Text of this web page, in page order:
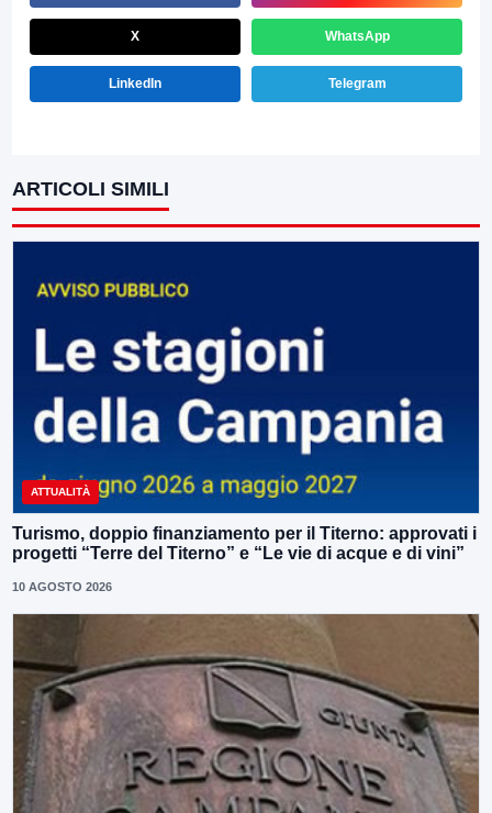
X WhatsApp
LinkedIn Telegram
ARTICOLI SIMILI
ATTUALITÀ
Turismo, doppio finanziamento per il Titerno: approvati i
progetti “Terre del Titerno” e “Le vie di acque e di vini”
10 AGOSTO 2026